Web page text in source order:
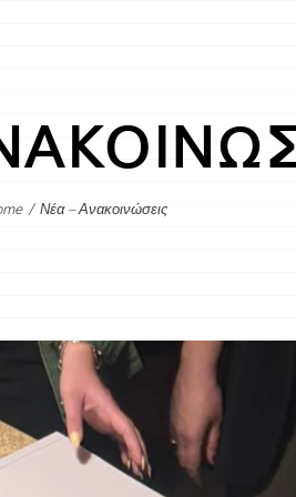
/ Νέα – Ανακοινώσεις